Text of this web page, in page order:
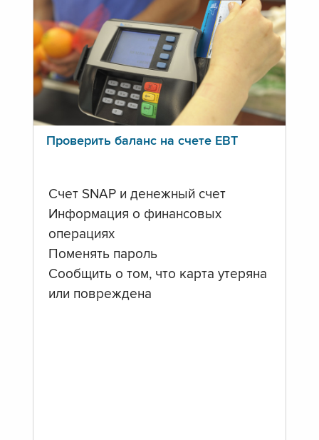
Проверить баланс на счете ЕВТ
Счет SNAP и денежный счет
Информация о финансовых
операциях
Поменять пароль
Сообщить о том, что карта утеряна
или повреждена